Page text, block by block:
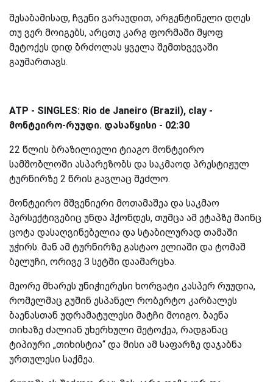
შესაბამისად, ჩვენი ვარაუდით, არგენტინელი დღეს
თუ ვერ მოიგებს, არცთუ კარგ ფორმაში მყოფ
მეტოქეს დიდ ბრძოლას ყველა შემთხვევაში
გაუმართავს.
ATP - SINGLES: Rio de Janeiro (Brazil), clay -
მონტეირო-რუუდი. დასაწყისი - 02:30
22 წლის ბრაზილიელი ტიაგო მონტეირო
სამშობლოში ასპარეზობს და საკმაოდ პრესტიჟულ
ტურნირზე 2 წრის გავლაც შეძლო.
მონტეირო მშვენიერი მოთამაშეა და საკმაო
პერსექტივებიც უნდა ჰქონდეს, თუმცა ამ ეტაპზე მაინც
ცოტა დასაღვინებელია და სტაბილურად თამაში
უჭირს. მან ამ ტურნირზე გასტაო ელიაში და ტომაშ
ბელუჩი, ორივე 3 სეტში დაამარცხა.
მეორე მხარეს უნიჭიერესი ხორვატი კასპერ რუუდია,
რომელმაც გუშინ ესპანელ რობერტო კარბალეს
ბაენასთან უდრამატულესი მატჩი მოიგო. ბაენა
თიხაზე ძალიან უხერხული მეტოქეა, რადგანაც
ტიპიური „თიხისტია“ და მისი ამ საფარზე დაჯაბნა
ურთულესი საქმეა.